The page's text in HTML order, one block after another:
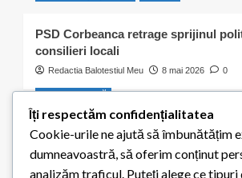
PSD Corbeanca retrage sprijinul
consilieri locali
Redactia Balotestiul Meu 8 mai 2026 0
Activitate civică
S-a ales „praful” de cei 300 de puieți
elevii școlii din Balotești
Redactia Balotestiul Meu 8 mai 2026
Îți respectăm confidențialitatea
Cookie-urile ne ajută să îmbunătățim
dumneavoastră, să oferim conținut
analizăm traficul. Puteți alege ce